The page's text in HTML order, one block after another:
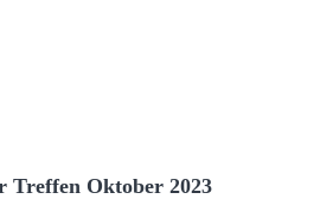
Treffen Oktober 2023